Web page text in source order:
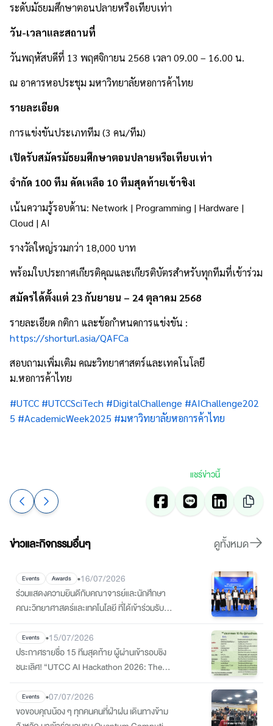
ระดับมัธยมศึกษาตอนปลายหรือเทียบเท่า
วัน-เวลาและสถานที่
วันพฤหัสบดีที่ 13 พฤศจิกายน 2568 เวลา 09.00 – 16.00 น.
ณ อาคารหอประชุม มหาวิทยาลัยหอการค้าไทย
รายละเอียด
การแข่งขันประเภททีม (3 คน/ทีม)
เปิดรับสมัครมัธยมศึกษาตอนปลายหรือเทียบเท่า
จำกัด 100 ทีม คัดเหลือ 10 ทีมสุดท้ายเข้าชิง!
เน้นความรู้รอบด้าน: Network | Programming | Hardware |
Cloud | AI
รางวัลใหญ่รวมกว่า 18,000 บาท
พร้อมใบประกาศเกียรติคุณและเกียรติบัตรสำหรับทุกทีมที่เข้าร่วม
สมัครได้ตั้งแต่ 23 กันยายน – 24 ตุลาคม 2568
รายละเอียด กติกา และข้อกำหนดการแข่งขัน :
https://shorturl.asia/QAFCa
สอบถามเพิ่มเติม คณะวิทยาศาสตร์และเทคโนโลยี
ม.หอการค้าไทย
#UTCC #UTCCSciTech #DigitalChallenge #AIChallenge202
5 #AcademicWeek2025 #มหาวิทยาลัยหอการค้าไทย
แชร์ข่าวนี้
ข่าวและกิจกรรมอื่นๆ ดูทั้งหมด
Events Awards •16/07/2026
ร่วมแสดงความยินดีกับคณาจารย์และนักศึกษา
คณะวิทยาศาสตร์และเทคโนโลยี ที่ได้เข้าร่วมรับ
Contributions
Events •15/07/2026
ประกาศรายชื่อ 15 ทีมสุดท้าย ผู้ผ่านเข้ารอบชิง
ชนะเลิศ! “UTCC AI Hackathon 2026: The
Events •07/07/2026
ขอขอบคุณน้อง ๆ ทุกคนคนที่ฝ่าฝน เดินทางข้าม